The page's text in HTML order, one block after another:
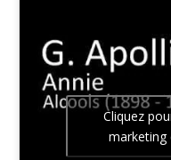
Cliquez
marketing